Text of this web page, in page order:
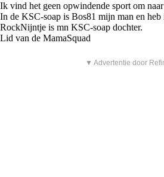
Ik vind het geen opwindende sport om
In de KSC-soap is Bos81 mijn man en
RockNijntje is mn KSC-soap dochter.
Lid van de MamaSquad
▼ Advertentie door